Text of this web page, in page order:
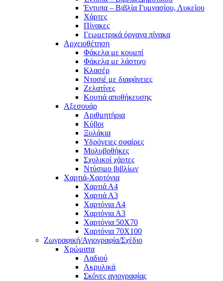
Έντυπα – Βιβλία Γυμνασίου, Λυκείου
Χάρτες
Πίνακες
Γεωμετρικά όργανα πίνακα
Αρχειοθέτηση
Φάκελα με κουμπί
Φάκελα με λάστιχο
Κλασέρ
Ντοσιέ με διαφάνειες
Ζελατίνες
Κουτιά αποθήκευσης
Αξεσουάρ
Αριθμητήρια
Κύβοι
Ξυλάκια
Υδρόγειες σφαίρες
Μολυβοθήκες
Σχολικοί χάρτες
Ντύσιμο βιβλίων
Χαρτιά-Χαρτόνια
Χαρτιά Α4
Χαρτιά Α3
Χαρτόνια Α4
Χαρτόνια Α3
Χαρτόνια 50Χ70
Χαρτόνια 70Χ100
Ζωγραφική/Αγιογραφία/Σχέδιο
Χρώματα
Λαδιού
Ακρυλικά
Σκόνες αγιογραφίας